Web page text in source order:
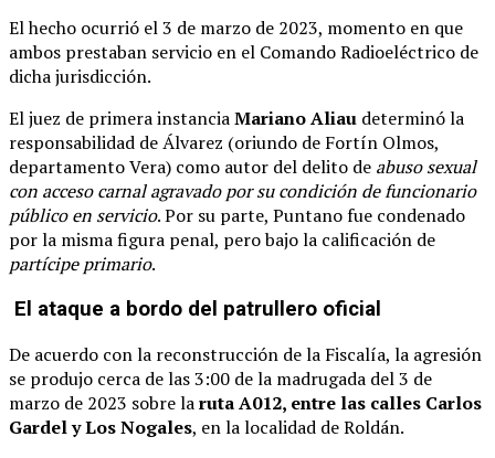
El hecho ocurrió el 3 de marzo de 2023, momento en que
ambos prestaban servicio en el Comando Radioeléctrico de
dicha jurisdicción.
El juez de primera instanciaMariano Aliau determinó la
responsabilidad de Álvarez (oriundo de Fortín Olmos,
departamento Vera) como autor del delito de abuso sexual
con acceso carnal agravado por su condición de funcionario
público en servicio. Por su parte, Puntano fue condenado
por la misma figura penal, pero bajo la calificación de
partícipe primario.
El ataque a bordo del patrullero oficial
De acuerdo con la reconstrucción de la Fiscalía, la agresión
se produjo cerca de las 3:00 de la madrugada del 3 de
marzo de 2023 sobre laruta A012, entre las calles Carlos
Gardel y Los Nogales, en la localidad de Roldán.